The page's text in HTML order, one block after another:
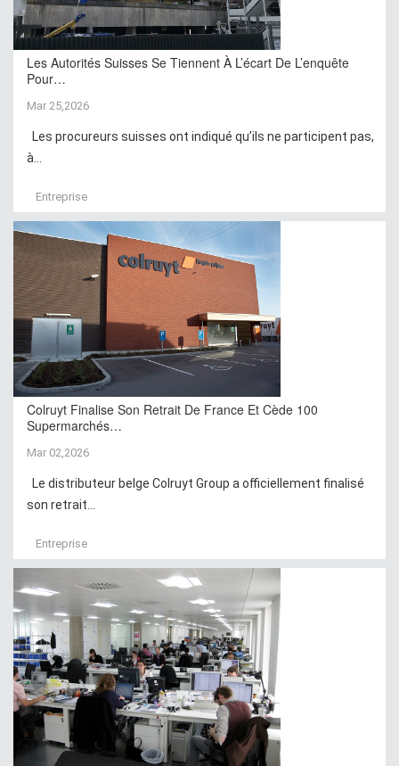
Les Autorités Suisses Se Tiennent À L’écart De L’enquête
Pour…
Mar 25,2026
Les procureurs suisses ont indiqué qu’ils ne participent pas,
à...
Entreprise
Colruyt Finalise Son Retrait De France Et Cède 100
Supermarchés…
Mar 02,2026
Le distributeur belge Colruyt Group a officiellement finalisé
son retrait...
Entreprise